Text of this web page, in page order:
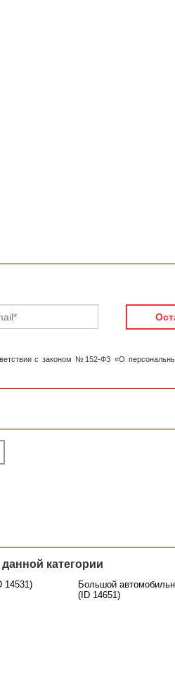
с законом №152-ФЗ «О
категории
14531)
Большой
(ID 14651)